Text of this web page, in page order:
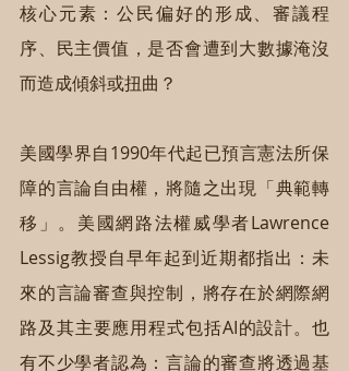
核心元素：公民偏好的形成、審議程
序、民主價值，是否會遭到大數據淹沒
而造成傾斜或扭曲？
美國學界自1990年代起已預言憲法所保
障的言論自由權，將隨之出現「典範轉
移」。美國網路法權威學者Lawrence
Lessig教授自早年起到近期都指出：未
來的言論審查與控制，將存在於網際網
路及其主要應用程式包括AI的設計。也
有不少學者認為：言論的審查將透過基